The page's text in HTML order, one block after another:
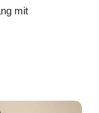
mit